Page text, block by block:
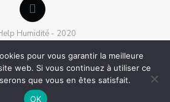
Humidité - 2020
pour vous garantir la meilleure
web. Si vous continuez à utiliser ce
que vous en êtes satisfait.
OK